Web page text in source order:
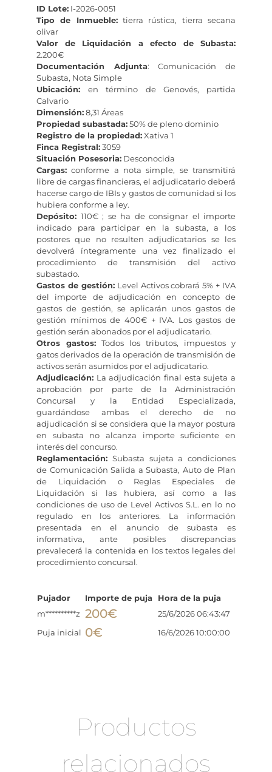
ID Lote: I-2026-0051
Tipo de Inmueble:tierra rústica, tierra secana
olivar
Valor de Liquidación a efecto de Subasta:
2.200€
Documentación Adjunta: Comunicación de
Subasta, Nota Simple
Ubicación:en término de Genovés, partida
Calvario
Dimensión:8,31 Áreas
Propiedad subastada:50% de pleno dominio
Registro de la propiedad:Xativa 1
Finca Registral:3059
Situación Posesoria: Desconocida
Cargas: conforme a nota simple, se transmitirá
libre de cargas financieras, el adjudicatario deberá
hacerse cargo de IBIs y gastos de comunidad si los
hubiera conforme a ley.
Depósito: 110€ ; se ha de consignar el importe
indicado para participar en la subasta, a los
postores que no resulten adjudicatarios se les
devolverá íntegramente una vez finalizado el
procedimiento de transmisión del activo
subastado.
Gastos de gestión:Level Activos cobrará 5% + IVA
del importe de adjudicación en concepto de
gastos de gestión, se aplicarán unos gastos de
gestión mínimos de 400€ + IVA. Los gastos de
gestión serán abonados por el adjudicatario.
Otros gastos: Todos los tributos, impuestos y
gatos derivados de la operación de transmisión de
activos serán asumidos por el adjudicatario.
Adjudicación: La adjudicación final esta sujeta a
aprobación por parte de la Administración
Concursal y la Entidad Especializada,
guardándose ambas el derecho de no
adjudicación si se considera que la mayor postura
en subasta no alcanza importe suficiente en
interés del concurso.
Reglamentación: Subasta sujeta a condiciones
de Comunicación Salida a Subasta, Auto de Plan
de Liquidación o Reglas Especiales de
Liquidación si las hubiera, así como a las
condiciones de uso de Level Activos S.L. en lo no
regulado en los anteriores. La información
presentada en el anuncio de subasta es
informativa, ante posibles discrepancias
prevalecerá la contenida en los textos legales del
procedimiento concursal.
Pujador Importe de puja
Hora de la puja
m**********z 200€
25/6/2026 06:43:47
Puja inicial 0€ 16/6/2026 10:00:00
Productos
relacionados